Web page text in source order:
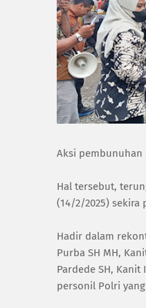
Aksi pembunuhan
Hal tersebut,
(14/2/2025) sekira
Hadir dalam
Purba SH MH,
Pardede SH,
personil Polri